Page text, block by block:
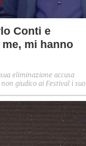
Conti e
mi hanno
eliminazione accusa
giudico ai Festival i